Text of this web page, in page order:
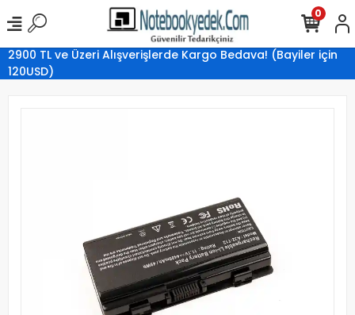
2900 TL ve Üzeri Alışverişlerde Kargo Bedava! (Bayiler için
120USD)
0